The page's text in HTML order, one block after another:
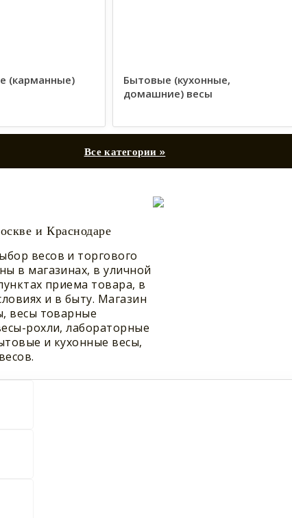
(карманные)
Бытовые (кухонные,
домашние) весы
Все категории »
и Краснодаре
весов и торгового
в магазинах, в уличной
приема товара, в
и в быту. Магазин
весы товарные
рохли, лабораторные
и кухонные весы,